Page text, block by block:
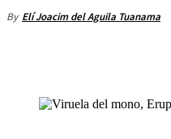
By Elí Joacim del Aguila Tuanama